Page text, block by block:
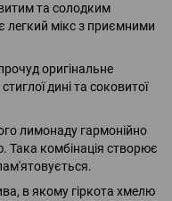
та солодким
легкий мікс з приємними
оригінальне
дині та соковитої
лимонаду гармонійно
комбінація створює
в якому гіркота хмелю